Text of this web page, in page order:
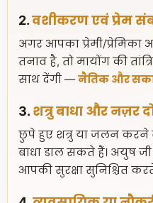
2.वशीकरण एवं प्रेम
अगर आपका प्रेमी/प्रेमिका
तनाव है, तो मायोंग की
साथ देंगी — नैतिक और
3. शत्रु बाधा और नज़र
छुपे हुए शत्रु या जलन
बाधा डाल सकते हैं। अयुष जी
आपकी सुरक्षा सुनिश्चित